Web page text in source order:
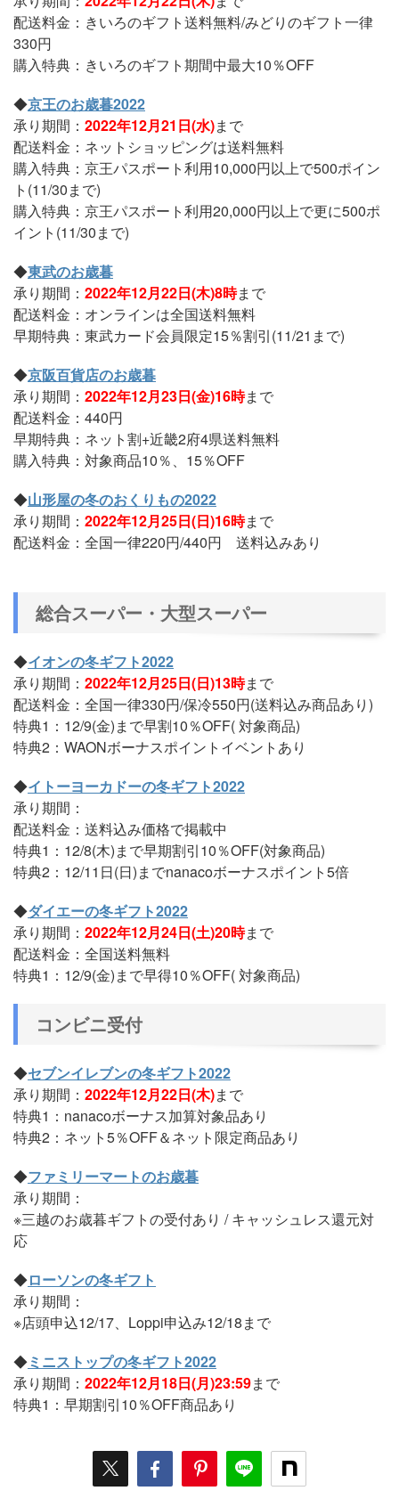
配送料金：きいろのギフト送料無料/みどりのギフト一律
330円
購入特典：きいろのギフト期間中最大10％OFF
◆京王のお歳暮2022
承り期間： 2022年12月21日(水)まで
配送料金：ネットショッピングは送料無料
購入特典：京王パスポート利用10,000円以上で500ポイン
ト(11/30まで)
購入特典：京王パスポート利用20,000円以上で更に500ポ
イント(11/30まで)
◆東武のお歳暮
承り期間： 2022年12月22日(木)8時まで
配送料金：オンラインは全国送料無料
早期特典：東武カード会員限定15％割引(11/21まで)
◆京阪百貨店のお歳暮
承り期間： 2022年12月23日(金)16時まで
配送料金：440円
早期特典：ネット割+近畿2府4県送料無料
購入特典：対象商品10％、15％OFF
◆山形屋の冬のおくりもの2022
承り期間： 2022年12月25日(日)16時まで
配送料金：全国一律220円/440円 送料込みあり
総合スーパー・大型スーパー
◆イオンの冬ギフト2022
承り期間： 2022年12月25日(日)13時まで
配送料金：全国一律330円/保冷550円(送料込み商品あり)
特典1：12/9(金)まで早割10％OFF( 対象商品)
特典2：WAONボーナスポイントイベントあり
◆イトーヨーカドーの冬ギフト2022
承り期間：
配送料金：送料込み価格で掲載中
特典1：12/8(木)まで早期割引10％OFF(対象商品)
特典2：12/11日(日)までnanacoボーナスポイント5倍
◆ダイエーの冬ギフト2022
承り期間： 2022年12月24日(土)20時まで
配送料金：全国送料無料
特典1：12/9(金)まで早得10％OFF( 対象商品)
コンビニ受付
◆セブンイレブンの冬ギフト2022
承り期間： 2022年12月22日(木)まで
特典1：nanacoボーナス加算対象品あり
特典2：ネット5％OFF＆ネット限定商品あり
◆ファミリーマートのお歳暮
承り期間：
※三越のお歳暮ギフトの受付あり / キャッシュレス還元対
応
◆ローソンの冬ギフト
承り期間：
※店頭申込12/17、Loppi申込み12/18まで
◆ミニストップの冬ギフト2022
承り期間： 2022年12月18日(月)23:59まで
特典1：早期割引10％OFF商品あり